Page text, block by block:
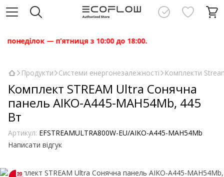
— п’ятниця з 10:00 до 18:00.
Продукти Системи енергонезалежності Комплекти
Комплект STREAM Ultra Сонячна
панель AIKO-A445-MAH54Mb, 445
Вт
Артикул: EFSTREAMULTRA800W-EU/AIKO-A445-MAH54Mb
Написати відгук